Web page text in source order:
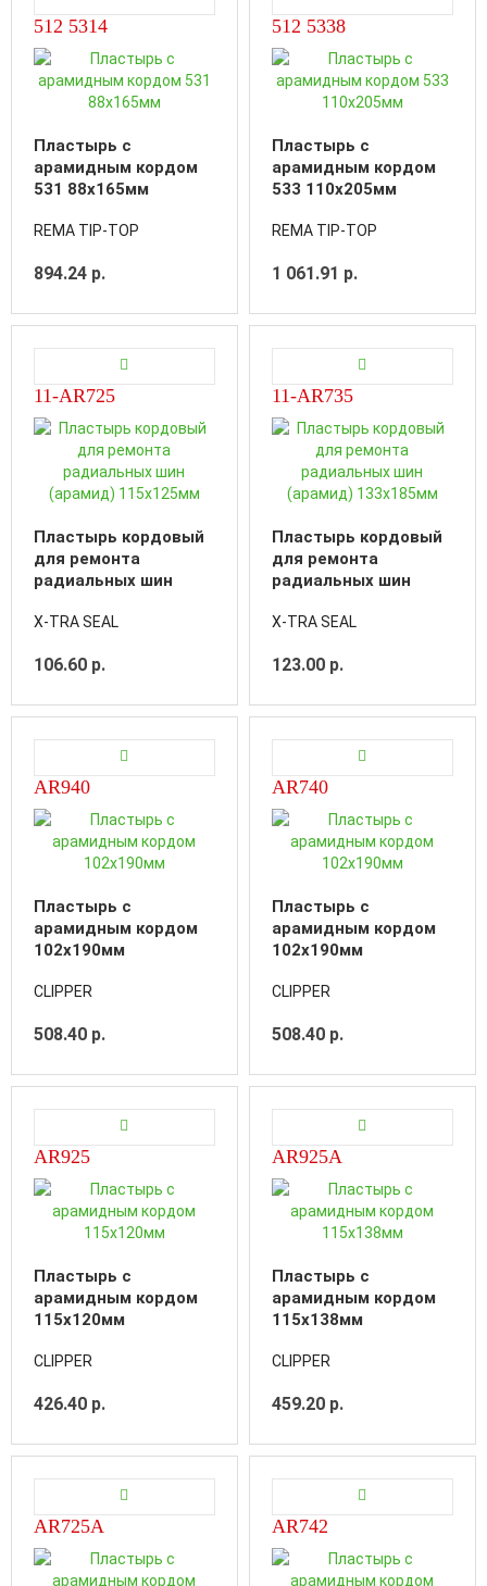
512 5314
Пластырь с
арамидным кордом
531 88x165мм
REMA TIP-TOP
894.24 р.
512 5338
Пластырь с
арамидным кордом
533 110x205мм
REMA TIP-TOP
1 061.91 р.
11-AR725
Пластырь кордовый
для ремонта
радиальных шин
X-TRA SEAL
106.60 р.
11-AR735
Пластырь кордовый
для ремонта
радиальных шин
X-TRA SEAL
123.00 р.
AR940
Пластырь с
арамидным кордом
102x190мм
CLIPPER
508.40 р.
AR740
Пластырь с
арамидным кордом
102x190мм
CLIPPER
508.40 р.
AR925
Пластырь с
арамидным кордом
115x120мм
CLIPPER
426.40 р.
AR925A
Пластырь с
арамидным кордом
115x138мм
CLIPPER
459.20 р.
AR725A AR742